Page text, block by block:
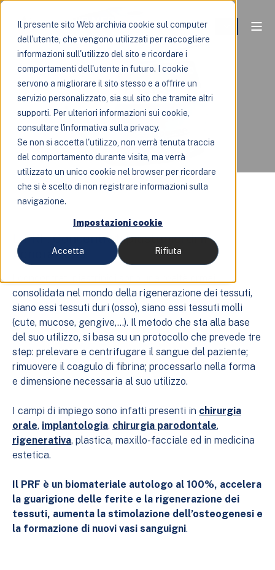
Il presente sito Web archivia cookie sul computer
dell'utente, che vengono utilizzati per raccogliere
informazioni sull'utilizzo del sito e ricordare i
comportamenti dell'utente in futuro. I cookie
servono a migliorare il sito stesso e a offrire un
servizio personalizzato, sia sul sito che tramite altri
supporti. Per ulteriori informazioni sui cookie,
consultare l'informativa sulla privacy.
Se non si accetta l'utilizzo, non verrà tenuta traccia
del comportamento durante visita, ma verrà
utilizzato un unico cookie nel browser per ricordare
che si è scelto di non registrare informazioni sulla
navigazione.
Impostazioni cookie
Accetta Rifiuta
L-PRF:
rigenerazione dei
tessuti
L-PRF: Concentrati piastrinici di II
generazione
consolidata nel mondo della rigenerazione dei tessuti,
siano essi tessuti duri (osso), siano essi tessuti molli
(cute, mucose, gengive,…). Il metodo che sta alla base
del suo utilizzo, si basa su un protocollo che prevede tre
step: prelevare e centrifugare il sangue del paziente;
rimuovere il coagulo di fibrina; processarlo nella forma
e dimensione necessaria al suo utilizzo.
I campi di impiego sono infatti presenti in chirurgia
orale, implantologia, chirurgia parodontale,
rigenerativa, plastica, maxillo-facciale ed in medicina
estetica.
Il PRF è un biomateriale autologo al 100%, accelera
la guarigione delle ferite e la rigenerazione dei
tessuti, aumenta la stimolazione dell’osteogenesi e
la formazione di nuovi vasi sanguigni.